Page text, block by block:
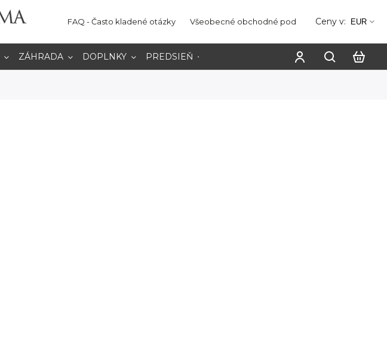
FAQ - Často kladené otázky Všeobecné obchodné podmienky Ochrana
Ceny v: EUR
ZÁHRADA DOPLNKY PREDSIEŇ